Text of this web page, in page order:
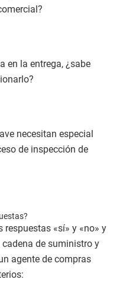
en la entrega, ¿sabe
necesitan especial
de inspección de
respuestas «sí» y «no» y
de suministro y
agente de compras